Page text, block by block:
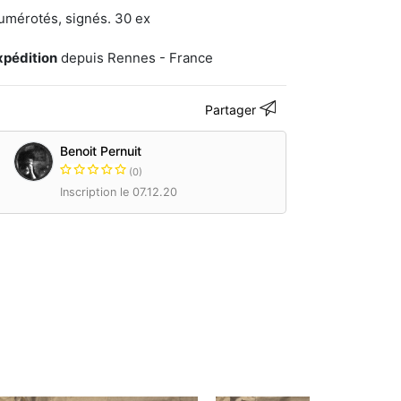
signés. 30 ex
depuis Rennes - France
Partager
Benoit Pernuit
(0)
Inscription le 07.12.20